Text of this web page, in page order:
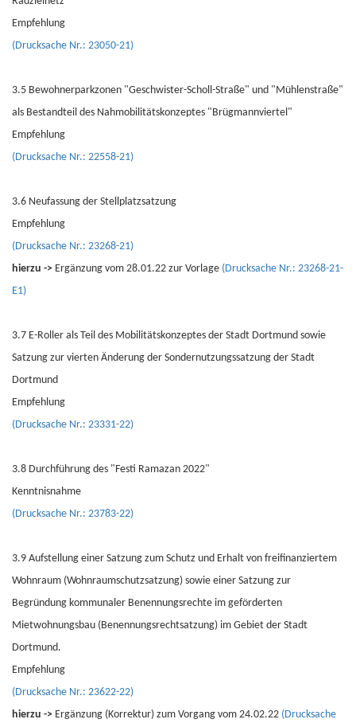
Empfehlung
(Drucksache Nr.: 23050-21)
3.5 Bewohnerparkzonen "Geschwister-Scholl-Straße" und "Mühlenstraße"
als Bestandteil des Nahmobilitätskonzeptes "Brügmannviertel"
Empfehlung
(Drucksache Nr.: 22558-21)
3.6 Neufassung der Stellplatzsatzung
Empfehlung
(Drucksache Nr.: 23268-21)
hierzu -> Ergänzung vom 28.01.22 zur Vorlage (Drucksache Nr.: 23268-21-
E1)
3.7 E-Roller als Teil des Mobilitätskonzeptes der Stadt Dortmund sowie
Satzung zur vierten Änderung der Sondernutzungssatzung der Stadt
Dortmund
Empfehlung
(Drucksache Nr.: 23331-22)
3.8 Durchführung des "Festi Ramazan 2022"
Kenntnisnahme
(Drucksache Nr.: 23783-22)
3.9 Aufstellung einer Satzung zum Schutz und Erhalt von freifinanziertem
Wohnraum (Wohnraumschutzsatzung) sowie einer Satzung zur
Begründung kommunaler Benennungsrechte im geförderten
Mietwohnungsbau (Benennungsrechtsatzung) im Gebiet der Stadt
Dortmund.
Empfehlung
(Drucksache Nr.: 23622-22)
hierzu -> Ergänzung (Korrektur) zum Vorgang vom 24.02.22 (Drucksache